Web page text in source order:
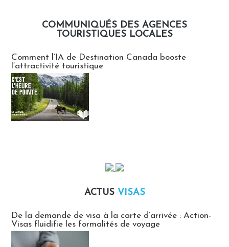
COMMUNIQUÉS DES AGENCES
TOURISTIQUES LOCALES
Comment l’IA de Destination Canada booste
l’attractivité touristique
ACTUS VISAS
De la demande de visa à la carte d’arrivée : Action-
Visas fluidifie les formalités de voyage